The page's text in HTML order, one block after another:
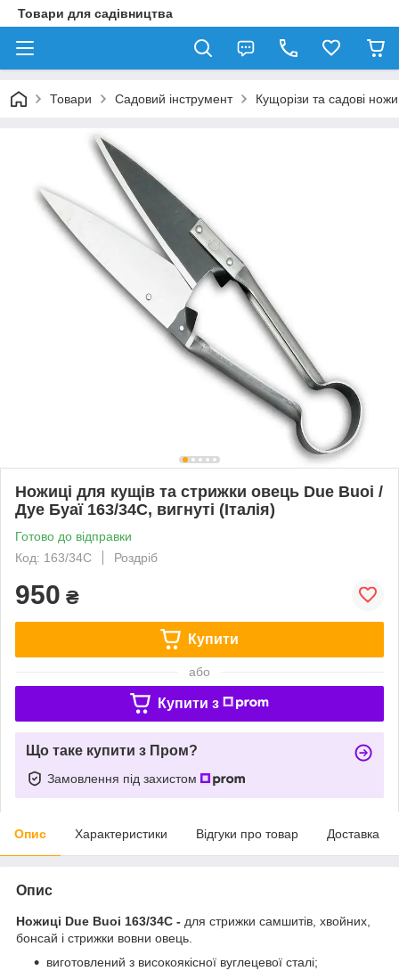
Товари для садівництва
Товари Садовий інструмент Кущорізи та садові
Ножиці для кущів та стрижки овець Due Buoi /
Дуе Буаї 163/34C, вигнуті (Італія)
Готово до відправки
Код: 163/34C
Роздріб
950 ₴
Купити
або
Купити з
Що таке купити з Пром?
Замовлення під захистом
Опис Характеристики Відгуки про товар Доставка
Опис
Ножиці Due Buoi 163/34C - для стрижки самшитів, хвойних,
бонсай і стрижки вовни овець.
виготовлений з високоякісної вуглецевої сталі;